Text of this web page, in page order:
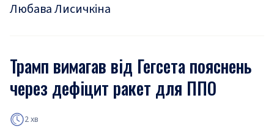
Любава Лисичкіна
Трамп вимагав від Гегсета пояснень
через дефіцит ракет для ППО
2 хв